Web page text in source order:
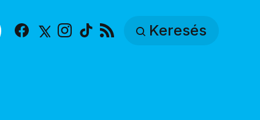
Facebook
X Instagram
TikTok Keresés